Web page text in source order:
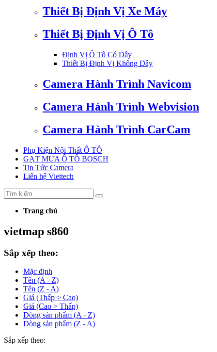
Thiết Bị Định Vị Xe Máy
Thiết Bị Định Vị Ô Tô
Định Vị Ô Tô Có Dây
Thiết Bị Định Vị Không Dây
Camera Hành Trình Navicom
Camera Hành Trình Webvision
Camera Hành Trình CarCam
Phụ Kiện Nội Thất Ô TÔ
GẠT MƯA Ô TÔ BOSCH
Tin Tức Camera
Liên hệ Viettech
Trang chủ
vietmap s860
Sắp xếp theo:
Mặc định
Tên (A - Z)
Tên (Z - A)
Giá (Thấp > Cao)
Giá (Cao > Thấp)
Dòng sản phẩm (A - Z)
Dòng sản phẩm (Z - A)
Sắp xếp theo: